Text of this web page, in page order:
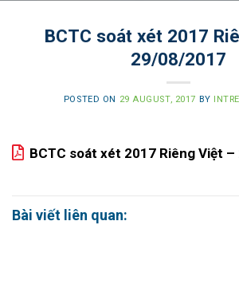
BCTC soát xét 2017
29/08/2017
POSTED ON 29 AUGUST, 2017 BY
BCTC soát xét 2017 Riêng Việt
Bài viết liên quan: